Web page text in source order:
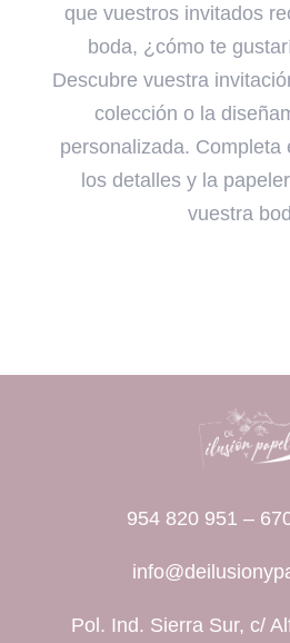
que vuestros invitados
boda, ¿cómo te
Descubre vuestra
colección o la
personalizada. Completa
los detalles y la
vuestra
954 820 951 –
Pol. Ind. Sierra Sur, c/